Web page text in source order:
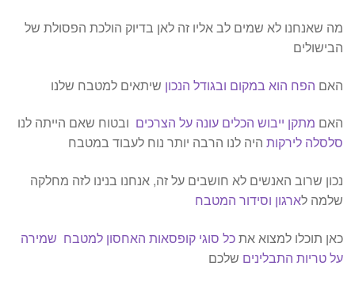
מה שאנחנו לא שמים לב אליו זה לאן בדיוק הולכת הפסולת של
הבישולים
האם הפח הוא במקום ובגודל הנכון שיתאים למטבח שלנו
האם מתקן ייבוש הכלים עונה על הצרכים ובטוח שאם הייתה לנו
סלסלה לירקות היה לנו הרבה יותר נוח לעבוד במטבח
נכון שרוב האנשים לא חושבים על זה, אנחנו בנינו לזה מחלקה
שלמה לארגון וסידור המטבח
כאן תוכלו למצוא אתכל סוגי קופסאות האחסון למטבח שמירה
על טריות התבלינים שלכם